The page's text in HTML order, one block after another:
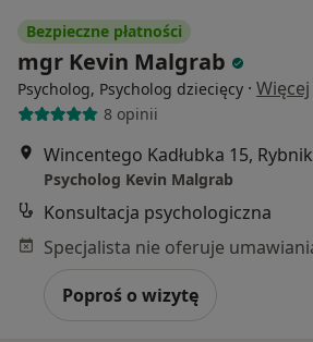
Bezpieczne płatności
mgr Kevin Malgrab
Psycholog, Psycholog dziecięcy · Więcej
8 opinii
Wincentego Kadłubka 15, Rybnik
Psycholog Kevin Malgrab
Konsultacja psychologiczna
Poproś o wizytę